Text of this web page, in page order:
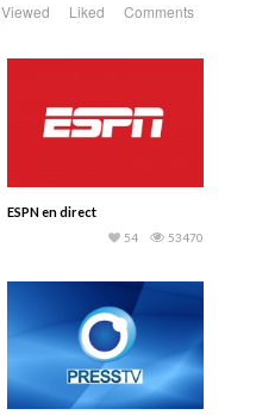
Viewed Liked Comments
ESPN en direct
53470
54